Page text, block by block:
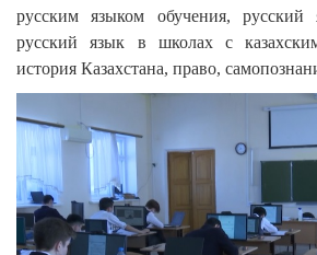
русским языком обучения, русский
русский язык в школах с
история Казахстана, право,